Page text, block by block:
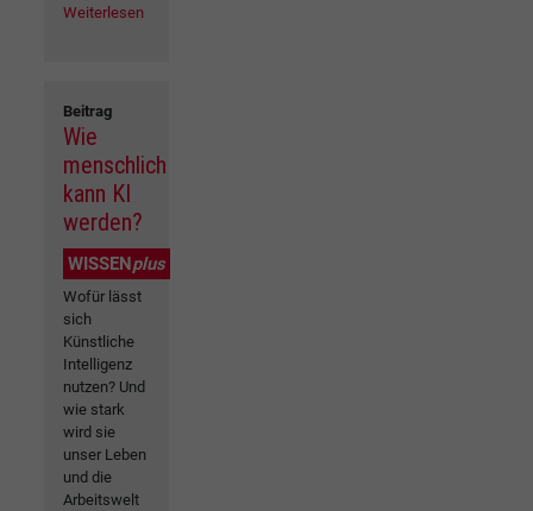
Weiterlesen
Beitrag
Wie
menschlich
kann KI
werden?
WISSENplus
Wofür lässt
sich
Künstliche
Intelligenz
nutzen? Und
wie stark
wird sie
unser Leben
und die
Arbeitswelt